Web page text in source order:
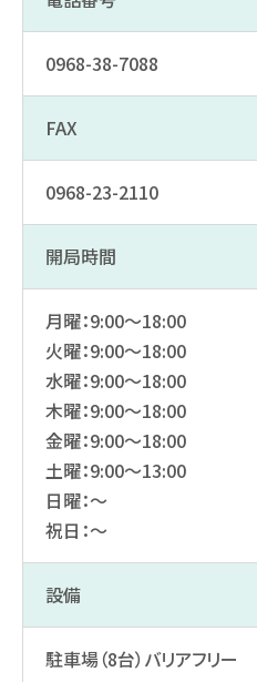
0968-38-7088
FAX
0968-23-2110
開局時間
月曜：9:00～18:00
火曜：9:00～18:00
水曜：9:00～18:00
木曜：9:00～18:00
金曜：9:00～18:00
土曜：9:00～13:00
日曜：～
祝日：～
設備
駐車場（8台） バリアフリー